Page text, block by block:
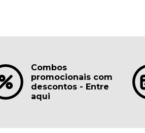
Combos
promocionais com
descontos - Entre
aqui